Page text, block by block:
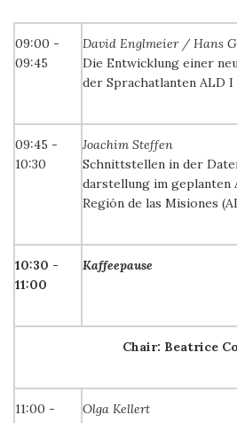
09:00 -
09:45
David Englmeier / Hans
Die Entwicklung einer
der Sprachatlanten ALD I
09:45 -
10:30
Joachim Steffen
Schnittstellen in der
darstellung im geplanten
Región de las Misiones
10:30 -
11:00
Kaffeepause
Chair: Beatrice
11:00 -
Olga Kellert